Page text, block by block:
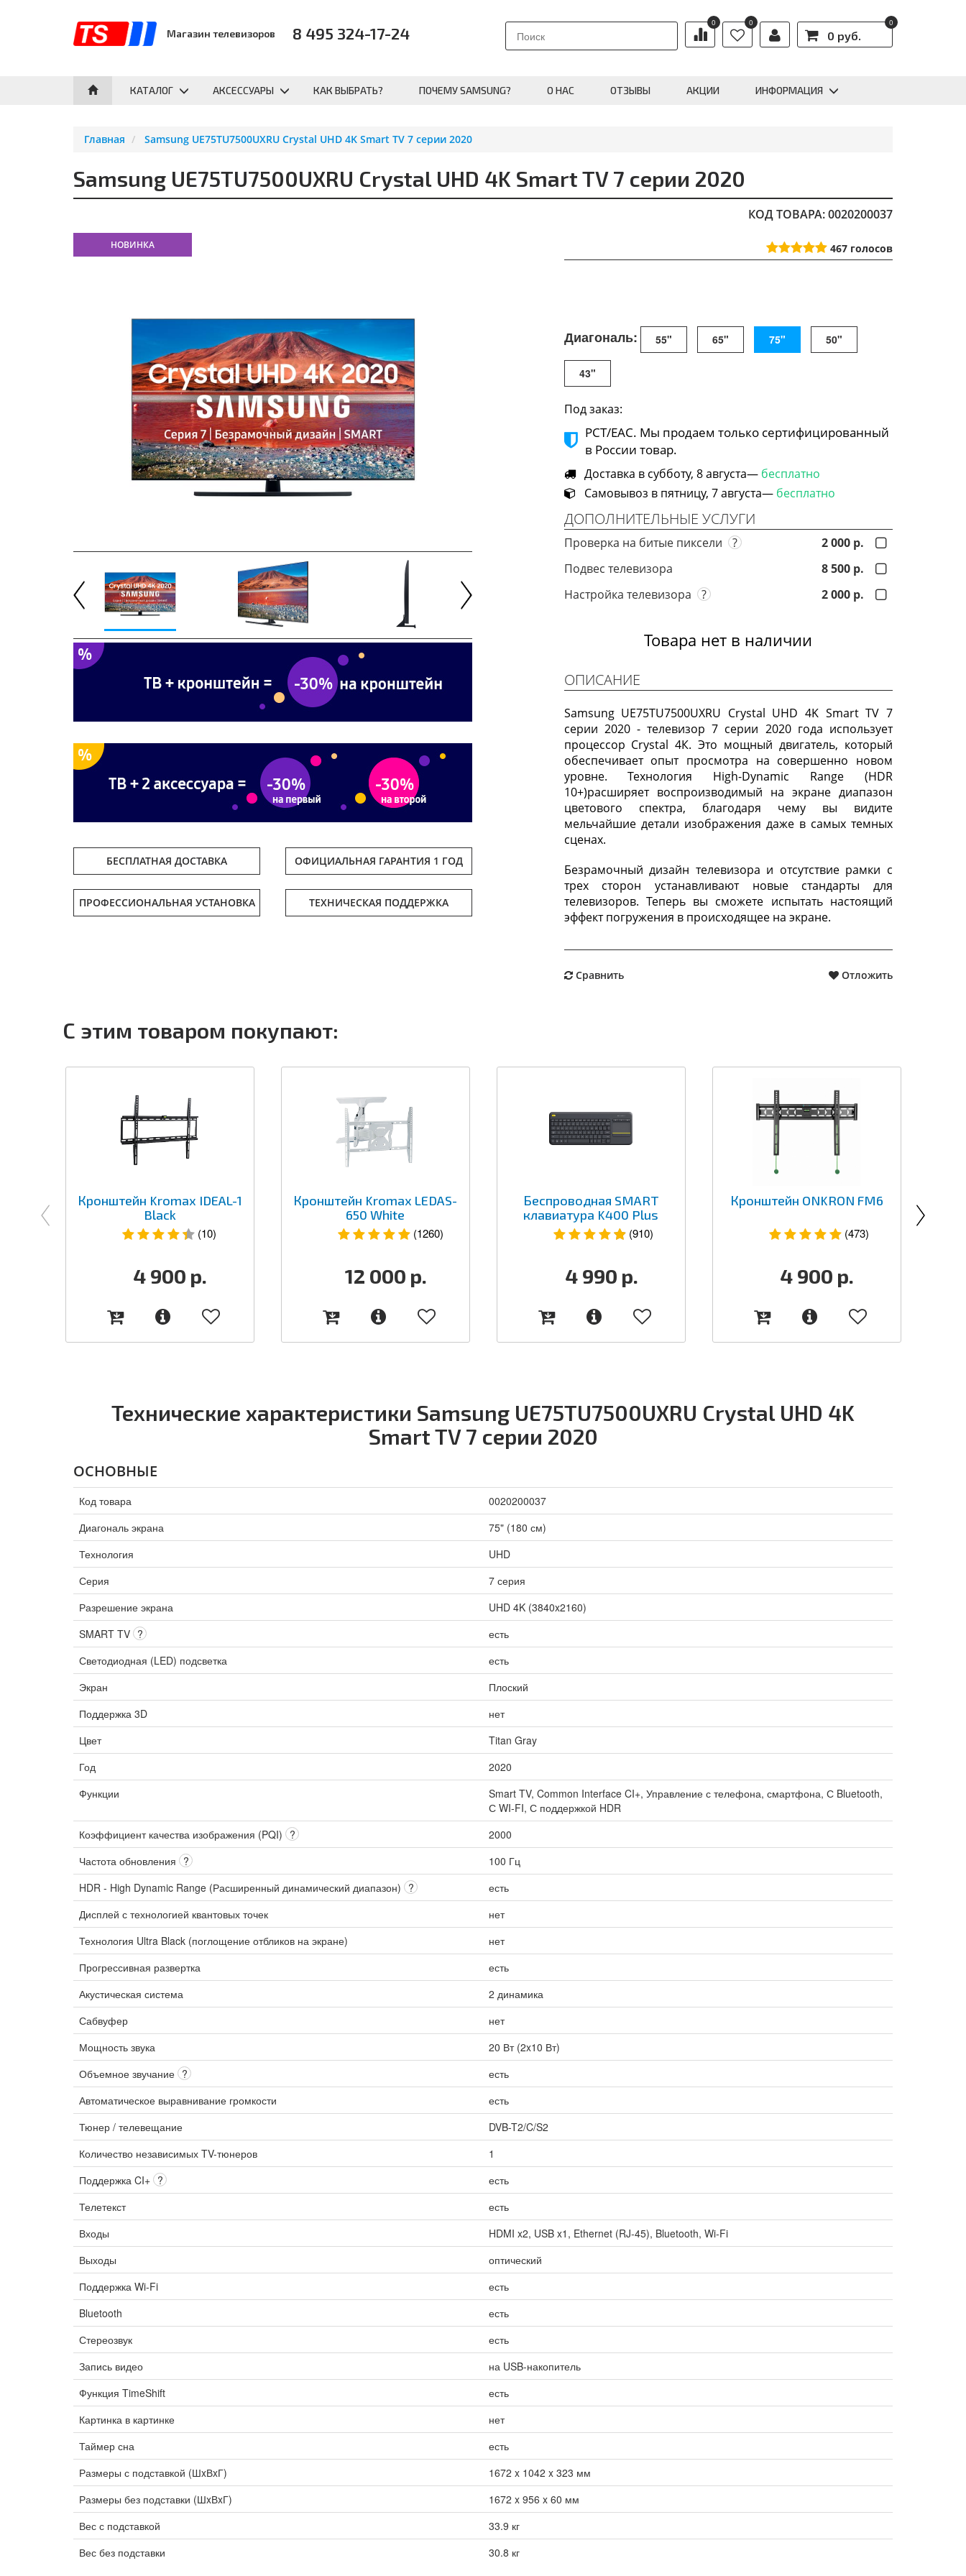
Магазин телевизоров 8 495 324-17-24
0 0
0 руб.
0
КАТАЛОГ АКСЕССУАРЫ КАК ВЫБРАТЬ? ПОЧЕМУ SAMSUNG? О НАС ОТЗЫВЫ АКЦИИ ИНФОРМАЦИЯ
Главная Samsung UE75TU7500UXRU Crystal UHD 4K Smart TV 7 серии 2020
Samsung UE75TU7500UXRU Crystal UHD 4K Smart TV 7 серии 2020
КОД ТОВАРА: 0020200037
НОВИНКА
БЕСПЛАТНАЯ ДОСТАВКА ОФИЦИАЛЬНАЯ ГАРАНТИЯ 1 ГОД
ТЕХНИЧЕСКАЯ ПОДДЕРЖКА
ПРОФЕССИОНАЛЬНАЯ УСТАНОВКА
467 голосов
Диагональ: 55" 65" 75" 50"
43"
Под заказ:
РСТ/ЕАС. Мы продаем только сертифицированный
в России товар.
Доставка в субботу, 8 августа— бесплатно
Самовывоз в пятницу, 7 августа— бесплатно
ДОПОЛНИТЕЛЬНЫЕ УСЛУГИ
Проверка на битые пиксели ?
2 000 р.
Подвес телевизора
8 500 р.
Настройка телевизора
? 2 000 р.
Товара нет в наличии
ОПИСАНИЕ
Samsung UE75TU7500UXRU Crystal UHD 4K Smart TV 7
серии 2020 - телевизор 7 серии 2020 года использует
процессор Crystal 4К. Это мощный двигатель, который
обеспечивает опыт просмотра на совершенно новом
уровне. Технология High-Dynamic Range (HDR
10+)расширяет воспроизводимый на экране диапазон
цветового спектра, благодаря чему вы видите
мельчайшие детали изображения даже в самых темных
сценах.
Безрамочный дизайн телевизора и отсутствие рамки с
трех сторон устанавливают новые стандарты для
телевизоров. Теперь вы сможете испытать настоящий
эффект погружения в происходящее на экране.
Сравнить Отложить
С этим товаром покупают:
Кронштейн Kromax IDEAL-1
Black
(10)
4 900 р.
Кронштейн Kromax LEDAS-
650 White
(1260)
12 000 р.
Беспроводная SMART
клавиатура K400 Plus
(910)
4 990 р.
Кронштейн ONKRON FM6
(473)
4 900 р.
Технические характеристики Samsung UE75TU7500UXRU Crystal UHD 4K
Smart TV 7 серии 2020
ОСНОВНЫЕ
Код товара
0020200037
Диагональ экрана
75" (180 см)
Технология
UHD
Серия
7 серия
Разрешение экрана
UHD 4K (3840x2160)
SMART TV ?
есть
Светодиодная (LED) подсветка
есть
Экран
Плоский
Поддержка 3D
нет
Цвет
Titan Gray
Год
2020
Функции
Smart TV, Common Interface CI+, Управление с телефона, смартфона, С Bluetooth,
С WI-FI, С поддержкой HDR
Коэффициент качества изображения (PQI) ?
2000
Частота обновления ?
100 Гц
HDR - High Dynamic Range (Расширенный динамический диапазон) ?
есть
Дисплей с технологией квантовых точек
нет
Технология Ultra Black (поглощение отбликов на экране)
нет
Прогрессивная развертка
есть
Акустическая система
2 динамика
Сабвуфер
нет
Мощность звука
20 Вт (2x10 Вт)
Объемное звучание ?
есть
Автоматическое выравнивание громкости
есть
Тюнер / телевещание
DVB-T2/C/S2
Количество независимых TV-тюнеров
1
Поддержка CI+ ?
есть
Телетекст
есть
Входы
HDMI x2, USB x1, Ethernet (RJ-45), Bluetooth, Wi-Fi
Выходы
оптический
Поддержка Wi-Fi
есть
Bluetooth
есть
Стереозвук
есть
Запись видео
на USB-накопитель
Функция TimeShift
есть
Картинка в картинке
нет
Таймер сна
есть
Размеры с подставкой (ШxВxГ)
1672 x 1042 x 323 мм
Размеры без подставки (ШxВxГ)
1672 x 956 x 60 мм
Вес с подставкой
33.9 кг
Вес без подставки
30.8 кг